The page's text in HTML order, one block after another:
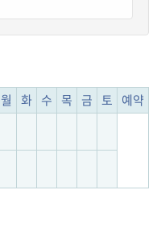
월 화 수 목 금 토 예약